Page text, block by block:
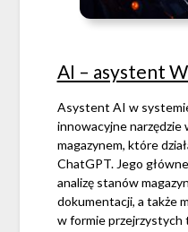
AI – asystent
Asystent AI w
innowacyjne narzędzie
magazynem, które
ChatGPT. Jego
analizę stanów
dokumentacji, a także
w formie przejrzystych